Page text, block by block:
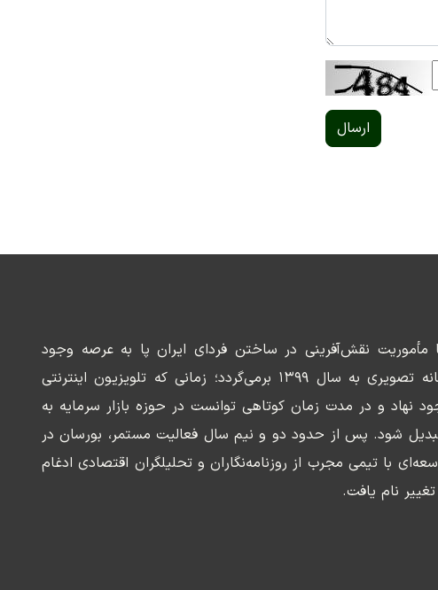
ارسال
مأموریت نقش‌آفرینی در ساختن فردای ایران پا به عرصه وجود
می‌گذارد. سابقه این رسانه تصویری به سال ۱۳۹۹ برمی‌گردد؛ زمانی که تلویزیون اینترنتی
نهاد و در مدت زمان کوتاهی توانست در حوزه بازار سرمایه به
شود. پس از حدود دو و نیم سال فعالیت مستمر، بورسان در
فاز توسعه‌ای با تیمی مجرب از روزنامه‌نگاران و تحلیلگران اقتصادی ادغام
نام یافت.